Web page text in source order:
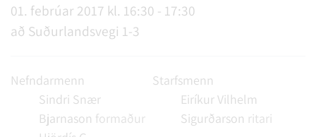
01. febrúar 2017 kl. 16:30 - 17:30
að Suðurlandsvegi 1-3
Nefndarmenn
Sindri Snær
Bjarnason formaður
Starfsmenn
Eiríkur Vilhelm
Sigurðarson ritari